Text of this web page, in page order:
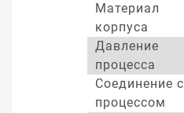
Материал
корпуса
Давление
процесса
Соединение с
процессом